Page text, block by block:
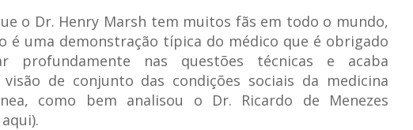
o Dr. Henry Marsh tem muitos fãs em todo o mundo,
é uma demonstração típica do médico que é obrigado
profundamente nas questões técnicas e acaba
de conjunto das condições sociais da medicina
como bem analisou o Dr. Ricardo de Menezes